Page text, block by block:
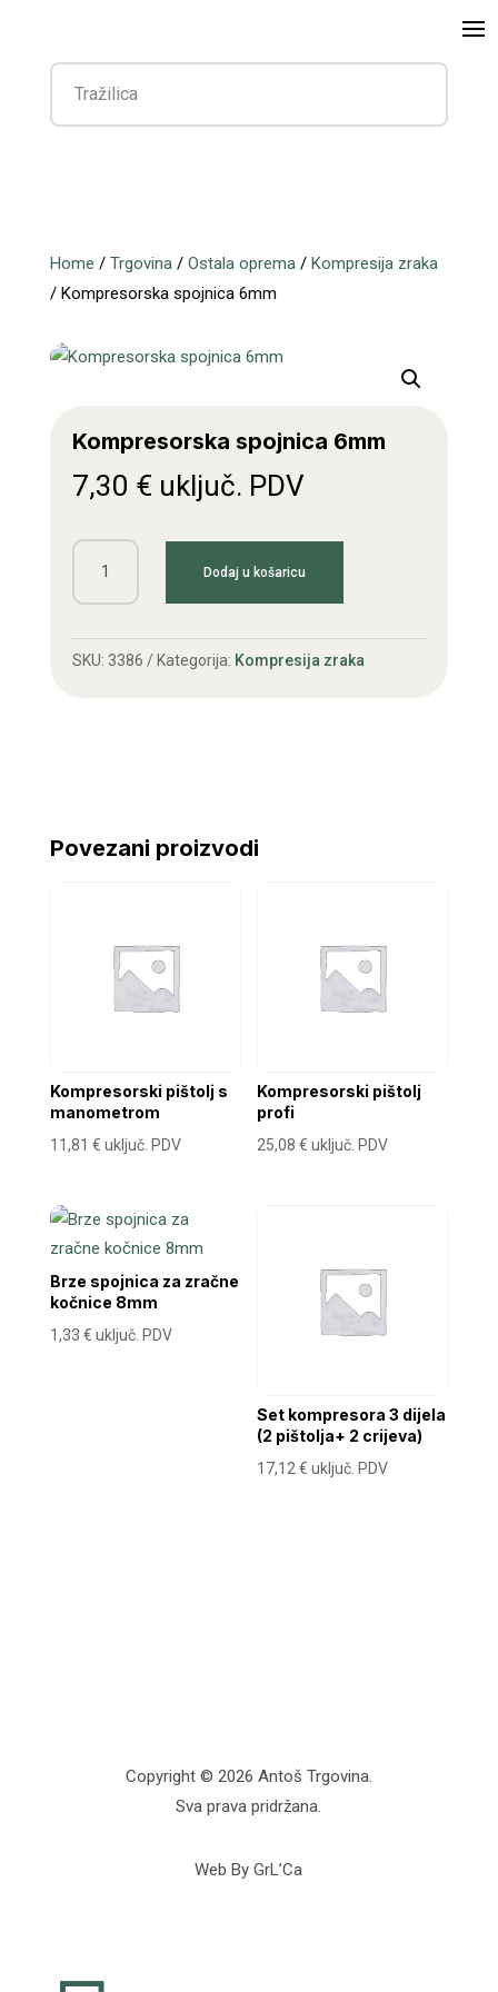
Home / Trgovina/ Ostala oprema/ Kompresija zraka
/ Kompresorska spojnica 6mm
Kompresorska spojnica 6mm
7,30 € uključ. PDV
Kompresorska
spojnica
količina
Dodaj u košaricu
SKU: 3386 Kategorija: Kompresija zraka
Povezani proizvodi
Kompresorski pištolj s
manometrom
11,81 € uključ. PDV
Kompresorski pištolj
profi
25,08€ uključ. PDV
Brze spojnica za zračne
kočnice 8mm
1,33 € uključ. PDV
Set kompresora 3 dijela
(2 pištolja+ 2 crijeva)
17,12€ uključ. PDV
Copyright © 2026 Antoš Trgovina.
Sva prava pridržana.
Web By GrL’Ca